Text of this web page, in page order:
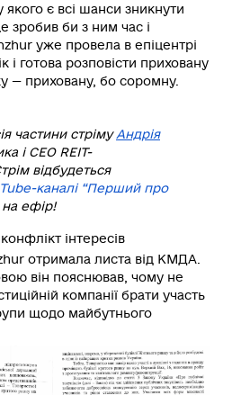
якого є всі шанси зникнути
зробив би з ним час і
уже провела в епіцентрі
і готова розповісти приховану
— приховану, бо соромну.
частини стрімуАндрія
і СЕО REIT-
відбудеться
каналі “Перший про
ефір!
інтересів
отримала листа від КМДА.
він пояснював, чому не
компанії брати участь
щодо майбутнього